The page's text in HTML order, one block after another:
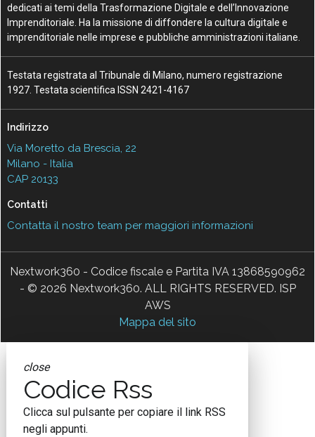
dedicati ai temi della Trasformazione Digitale e dell’Innovazione
Imprenditoriale. Ha la missione di diffondere la cultura digitale e
imprenditoriale nelle imprese e pubbliche amministrazioni italiane.
Testata registrata al Tribunale di Milano, numero registrazione
1927. Testata scientifica ISSN 2421-4167
Indirizzo
Via Moretto da Brescia, 22
Milano - Italia
CAP 20133
Contatti
Contatta il nostro team per maggiori informazioni
Nextwork360 - Codice fiscale e Partita IVA 13868590962
- © 2026 Nextwork360. ALL RIGHTS RESERVED. ISP
AWS
Mappa del sito
close
Codice Rss
Clicca sul pulsante per copiare il link RSS
negli appunti.